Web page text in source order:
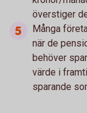
överstiger
Många
när de
behöver
värde i
sparande